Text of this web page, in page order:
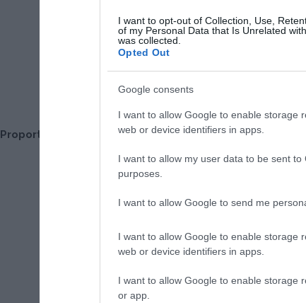
I want to opt-out of Collection, Use,
of my Personal Data that Is Unrelated
was collected.
Opted Out
Google consents
I want to allow Google to enable storage
web or device identifiers in apps.
I want to allow my user data to be sent
purposes.
I want to allow Google to send me
I want to allow Google to enable storage
web or device identifiers in apps.
I want to allow Google to enable storage
or app.
Proportions pour 4 Personnes
Temps de Préparation
Temps de Cuisson 20 Minutes